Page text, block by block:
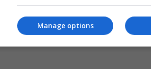
Manage options